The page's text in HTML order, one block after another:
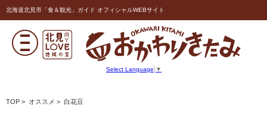
北海道北見市「食＆観光」ガイド オフィシャルWEBサイト
Select Language ▼
TOP > オススメ > 白花豆